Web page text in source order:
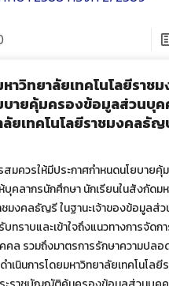
หาวิทยาลัยเทคโนโลยีรา
บายคุ้มครองข้อมูลส่วนบุ
ลัยเทคโนโลยีราชมงคลธั
สมควรให้มีประกาศกำหนดนโยบาย
บุคลากรนักศึกษา นักเรียนในสังกัดม
ชมงคลธัญรี ในฐานะเจ้าของข้อมูลส่
ทราบและเข้าใจถึงแนวทางการจัดก
คล รวมถึงมาตรการรักษาความปล
เนินการโดยมหาวิทยาลัยเทคโนโล
ริการและเทคโนโลยีสารสน
ยเทคโนโลยีราชมงคลธัญบุรี
ตำบลคลองหก อำเภอคลอง
มูลโดย.บุคลากร สวส.